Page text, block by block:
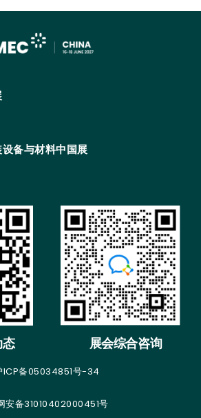
备与材料中国展
展会综合咨询
ICP备05034851号-34
安备31010402000451号